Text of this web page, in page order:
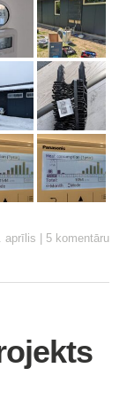
aprīlis 5 komentāru